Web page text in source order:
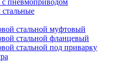
пневмоприводом
стальной муфтовый
стальной фланцевый
стальной под приварку